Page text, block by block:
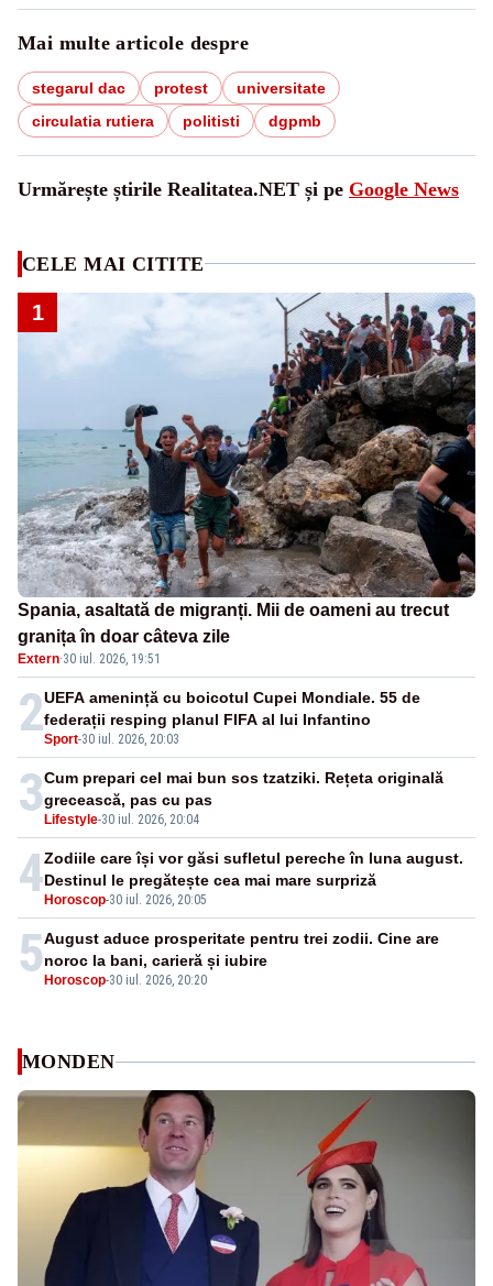
Mai multe articole despre
stegarul dac protest
universitate
circulatia rutiera
politisti dgpmb
Urmărește știrile Realitatea.NET și pe Google News
CELE MAI CITITE
1
Spania, asaltată de migranți. Mii de oameni au trecut
granița în doar câteva zile
Extern·30 iul. 2026, 19:51
2Sport-30 iul. 2026, 20:03
UEFA amenință cu boicotul Cupei Mondiale. 55 de
federații resping planul FIFA al lui Infantino
3 Lifestyle-30 iul. 2026, 20:04
Cum prepari cel mai bun sos tzatziki. Rețeta originală
grecească, pas cu pas
4 Horoscop-30 iul. 2026, 20:05
Zodiile care își vor găsi sufletul pereche în luna august.
Destinul le pregătește cea mai mare surpriză
5 Horoscop-30 iul. 2026, 20:20
August aduce prosperitate pentru trei zodii. Cine are
noroc la bani, carieră și iubire
MONDEN